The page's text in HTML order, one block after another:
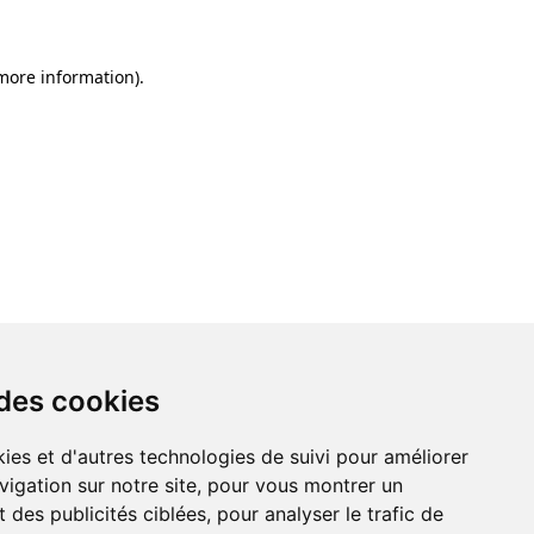
cookies
et d'autres technologies de suivi pour améliorer
sur notre site, pour vous montrer un
des publicités ciblées, pour analyser le trafic de
information).